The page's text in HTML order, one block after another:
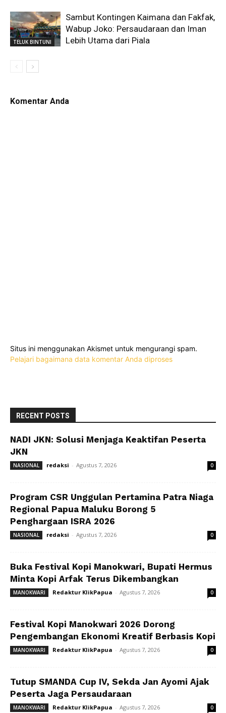
TELUK BINTUNI
Sambut Kontingen Kaimana dan Fakfak,
Wabup Joko: Persaudaraan dan Iman
Lebih Utama dari Piala
Komentar Anda
Situs ini menggunakan Akismet untuk mengurangi spam.
Pelajari bagaimana data komentar Anda diproses
RECENT POSTS
NADI JKN: Solusi Menjaga Keaktifan Peserta
JKN
NASIONAL redaksi - Agustus 7, 2026 0
Program CSR Unggulan Pertamina Patra Niaga
Regional Papua Maluku Borong 5
Penghargaan ISRA 2026
NASIONAL redaksi - Agustus 7, 2026 0
Buka Festival Kopi Manokwari, Bupati Hermus
Minta Kopi Arfak Terus Dikembangkan
MANOKWARI Redaktur KlikPapua - Agustus 7, 2026 0
Festival Kopi Manokwari 2026 Dorong
Pengembangan Ekonomi Kreatif Berbasis Kopi
MANOKWARI Redaktur KlikPapua - Agustus 7, 2026 0
Tutup SMANDA Cup IV, Sekda Jan Ayomi Ajak
Peserta Jaga Persaudaraan
MANOKWARI Redaktur KlikPapua - Agustus 7, 2026 0